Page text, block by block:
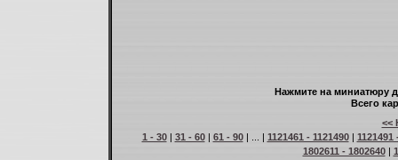
Нажмите на миниатюру
Всего
<<
1 - 30| 31 - 60| 61 - 90| ... | 1121461 - 1121490| 1121491
1802611 - 1802640|